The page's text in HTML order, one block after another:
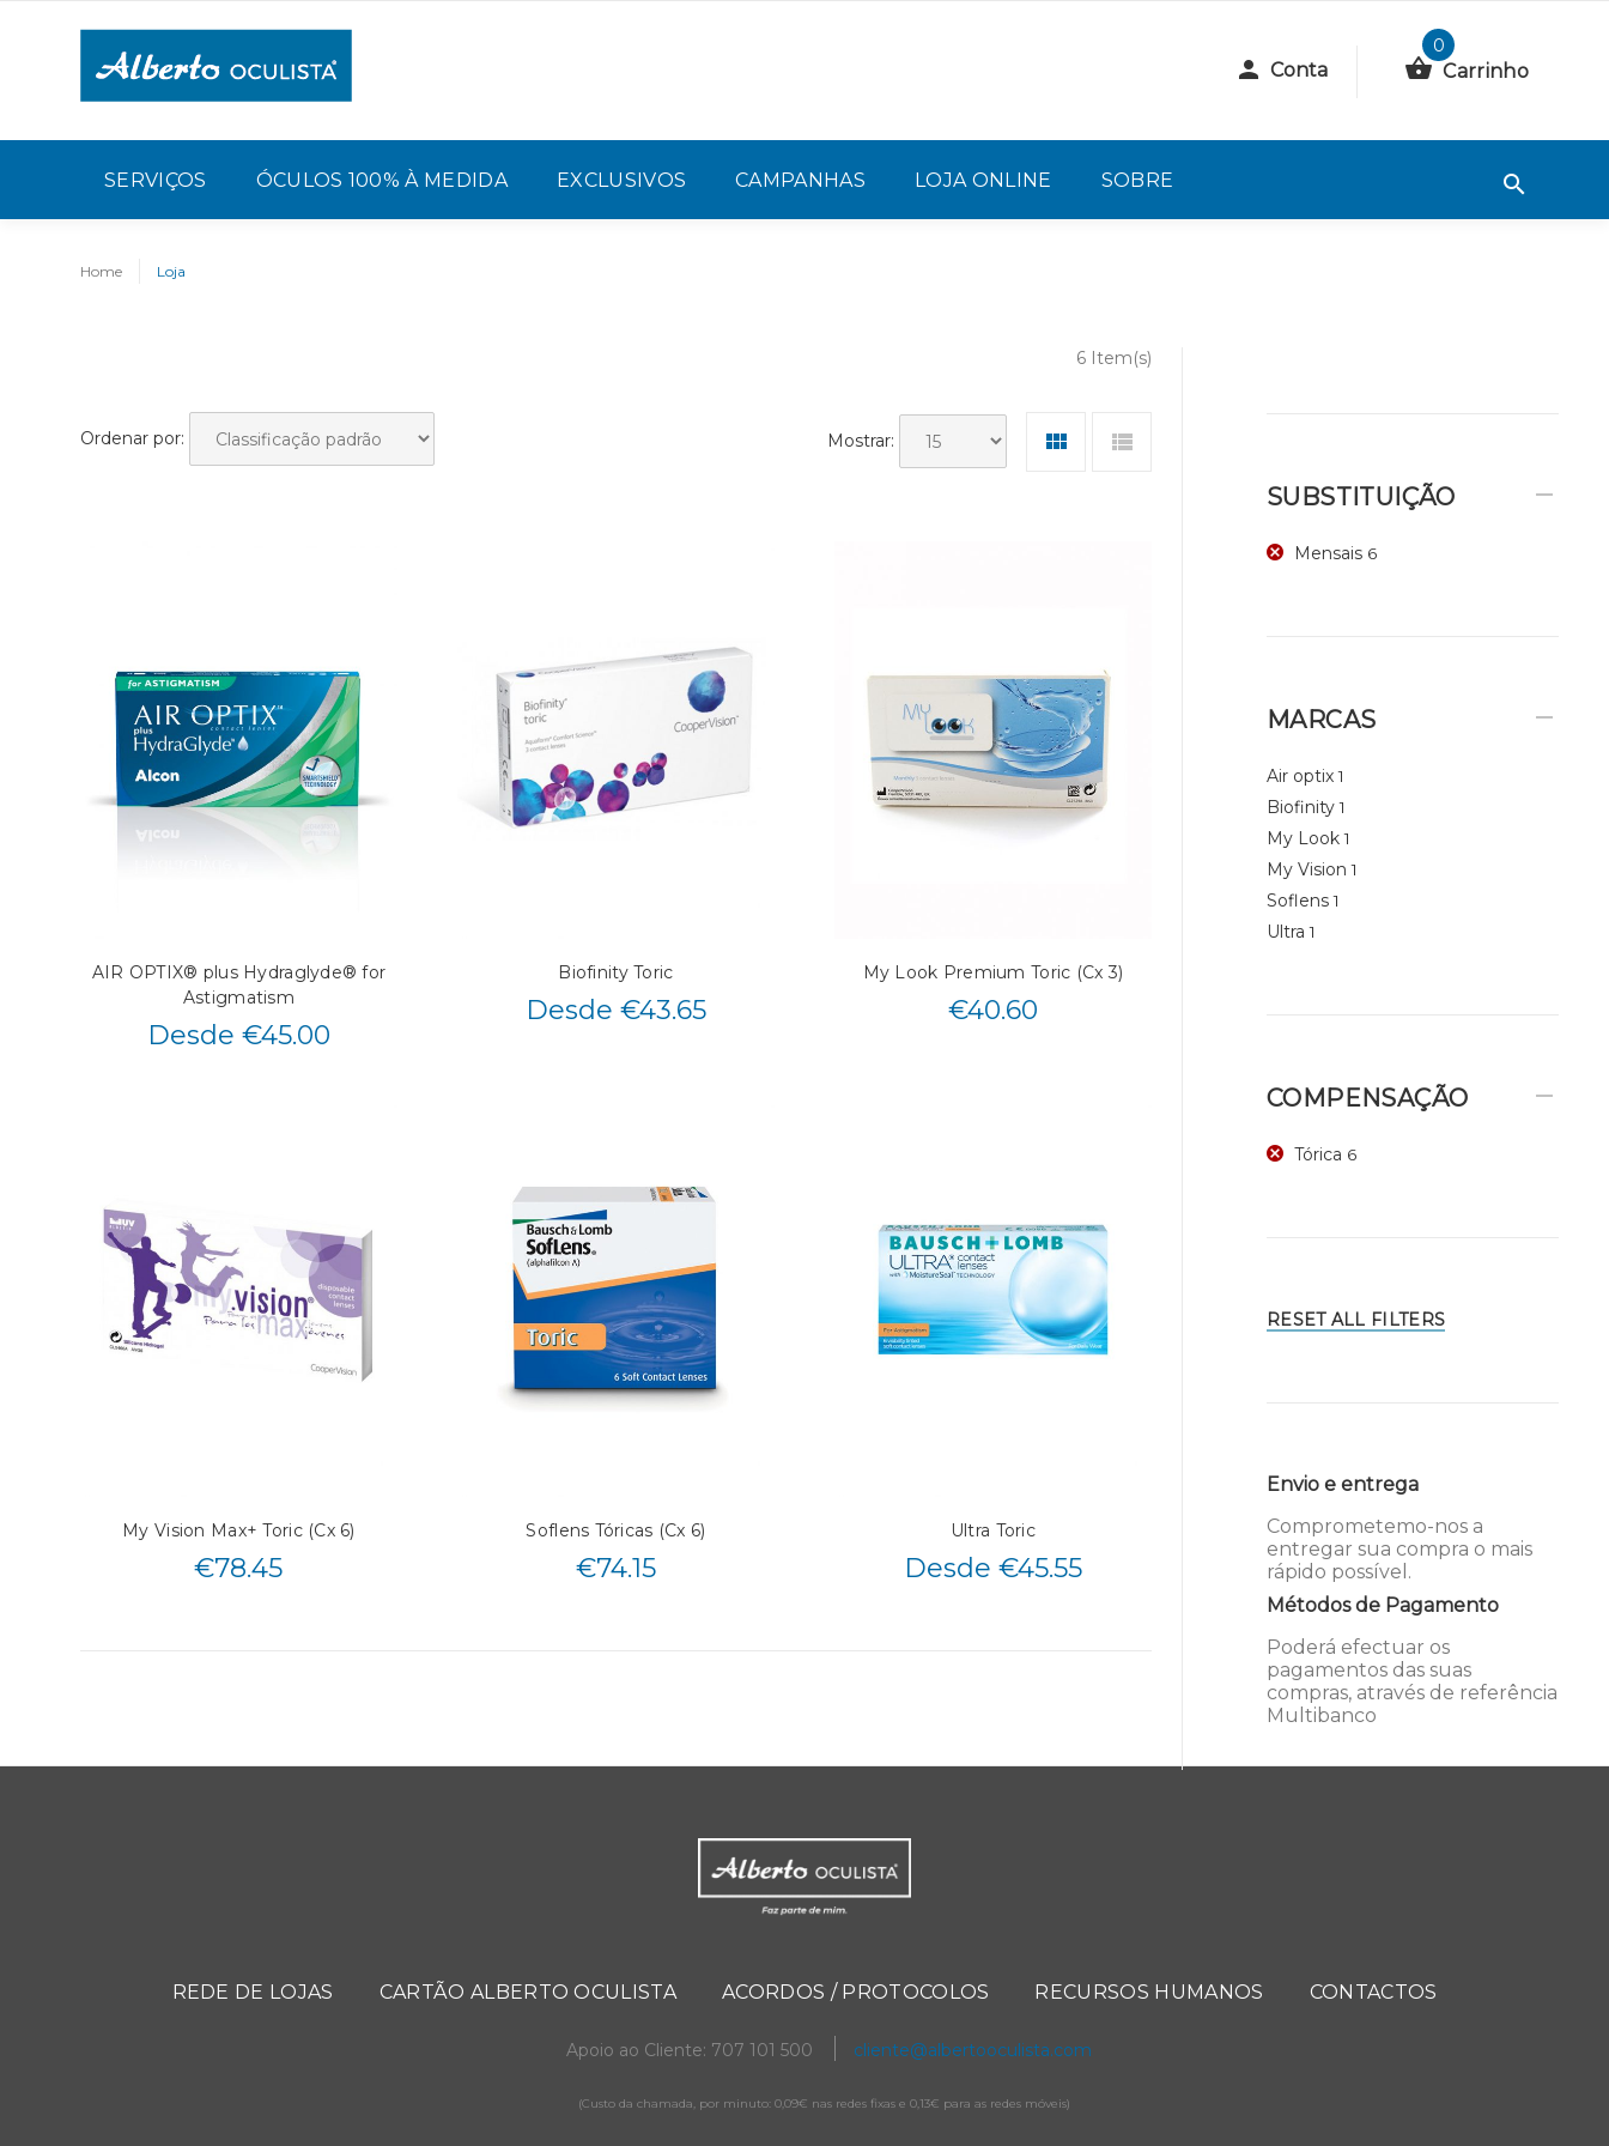
Conta
0
Carrinho
SERVIÇOS ÓCULOS 100% À MEDIDA EXCLUSIVOS CAMPANHAS LOJA ONLINE SOBRE
Home Loja
6 Item(s)
Ordenar por: Mostrar:
AIR OPTIX® plus Hydraglyde® for
Astigmatism
Desde €45.00
Biofinity Toric
Desde €43.65
My Look Premium Toric (Cx 3)
€40.60
My Vision Max+ Toric (Cx 6)
€78.45
Soflens Tóricas (Cx 6)
€74.15
Ultra Toric
Desde €45.55
SUBSTITUIÇÃO
Mensais 6
MARCAS
Air optix 1
Biofinity 1
My Look 1
My Vision 1
Soflens 1
Ultra 1
COMPENSAÇÃO
Tórica 6
RESET ALL FILTERS
Envio e entrega
Comprometemo-nos a
entregar sua compra o mais
rápido possível.
Métodos de Pagamento
Poderá efectuar os
pagamentos das suas
compras, através de referência
Multibanco
REDE DE LOJAS CARTÃO ALBERTO OCULISTA ACORDOS / PROTOCOLOS RECURSOS HUMANOS CONTACTOS
Apoio ao Cliente: 707 101 500 cliente@albertooculista.com
(Custo da chamada, por minuto: 0,09€ nas redes fixas e 0,13€ para as redes móveis)